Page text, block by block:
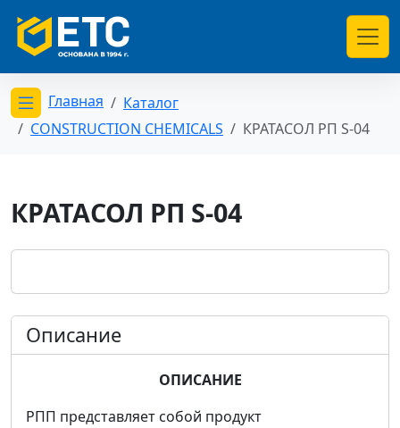
Открыть меню категорий
Главная
Каталог
CONSTRUCTION CHEMICALS
КРАТАСОЛ РП S-04
КРАТАСОЛ РП S-04
Описание
ОПИСАНИЕ
РПП представляет собой продукт